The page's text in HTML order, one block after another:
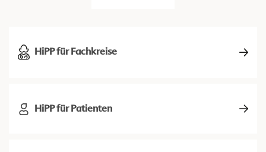
HiPP für Fachkreise
HiPP für Patienten